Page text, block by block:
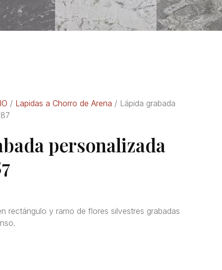
/ Lapidas a Chorro de Arena / Lápida grabada
personalizada
rectángulo y ramo de flores silvestres grabadas